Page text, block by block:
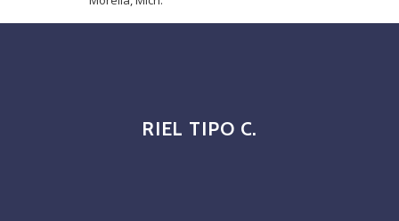
RIEL TIPO C.